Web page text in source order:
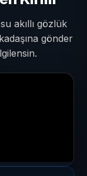
akıllı gözlük
gönder